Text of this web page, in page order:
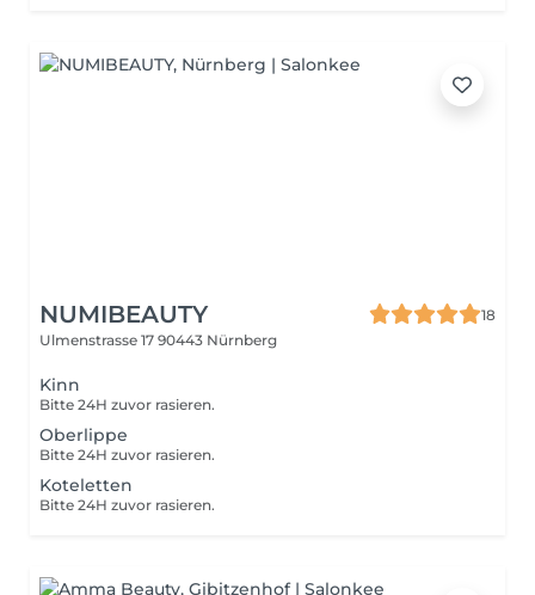
NUMIBEAUTY
18
Ulmenstrasse 17 90443 Nürnberg
Kinn
Bitte 24H zuvor rasieren.
Oberlippe
Bitte 24H zuvor rasieren.
Koteletten
Bitte 24H zuvor rasieren.